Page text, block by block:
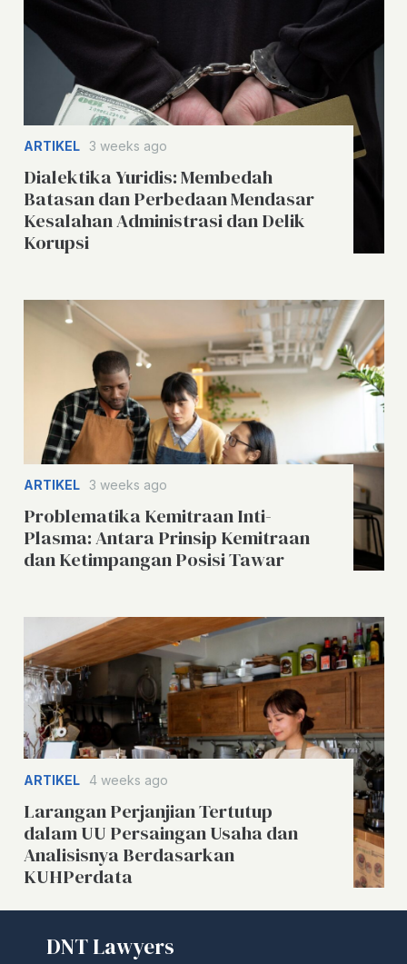
ARTIKEL 3 weeks ago
Dialektika Yuridis: Membedah
Batasan dan Perbedaan Mendasar
Kesalahan Administrasi dan Delik
Korupsi
ARTIKEL 3 weeks ago
Problematika Kemitraan Inti-
Plasma: Antara Prinsip Kemitraan
dan Ketimpangan Posisi Tawar
ARTIKEL 4 weeks ago
Larangan Perjanjian Tertutup
dalam UU Persaingan Usaha dan
Analisisnya Berdasarkan
KUHPerdata
DNT Lawyers